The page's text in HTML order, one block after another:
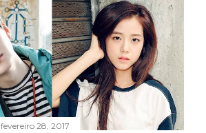
fevereiro 28, 2017